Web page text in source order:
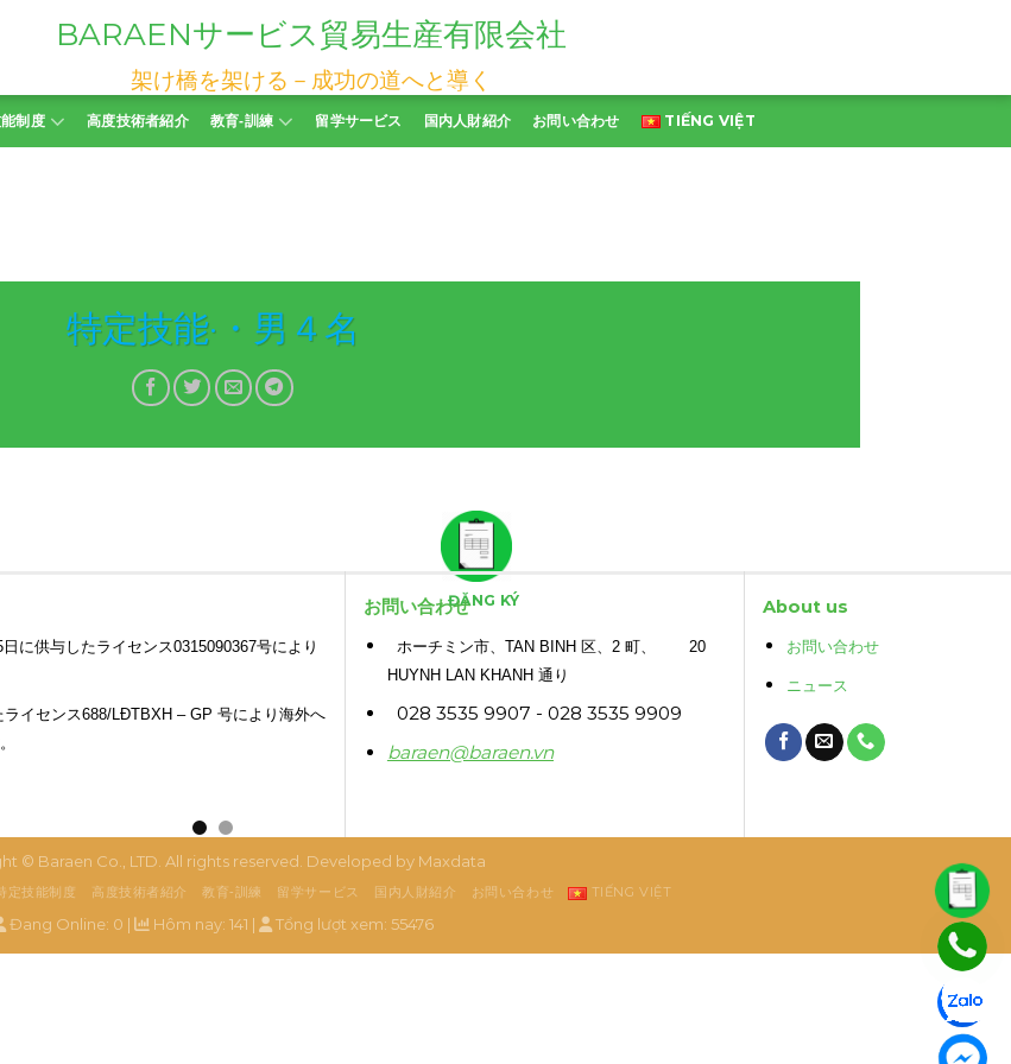
BARAENサービス貿易生産有限会社
架け橋を架ける－成功の道へと導く
制度 高度技術者紹介 教育‐訓練 留学サービス 国内人財紹介 お問い合わせ TIẾNG VIỆT
特定技能·・男４名
ĐĂNG KÝ
に供与したライセンス0315090367号により
イセンス688/LĐTBXH – GP 号により海外へ
お問い合わせ
ホーチミン市、TAN BINH 区、2 町、 20
HUYNH LAN KHANH 通り
028 3535 9907 - 028 3535 9909
baraen@baraen.vn
About us
お問い合わせ
ニュース
© Baraen Co., LTD. All rights reserved. Developed by Maxdata
定技能制度 高度技術者紹介 教育‐訓練 留学サービス 国内人財紹介 お問い合わせ TIẾNG VIỆT
Đang Online: 0 | Hôm nay: 141 | Tổng lượt xem: 55476